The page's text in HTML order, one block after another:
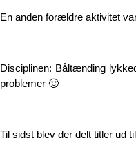
En anden forældre aktivitet
Disciplinen: Båltænding
problemer 🙂
Til sidst blev der delt titler ud